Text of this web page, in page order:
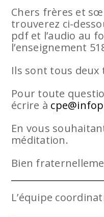
Chers frères et
trouverez ci-
pdf et l’audio au
l’enseignement
Ils sont tous deux
Pour toute
écrire à
En vous
méditation.
Bien
L’équipe